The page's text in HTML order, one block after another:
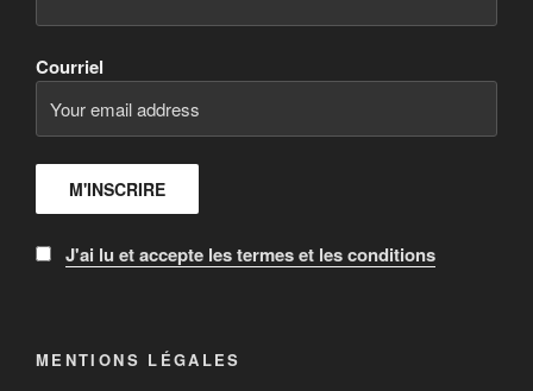
Courriel
J'ai lu et accepte les termes et les conditions
MENTIONS LÉGALES